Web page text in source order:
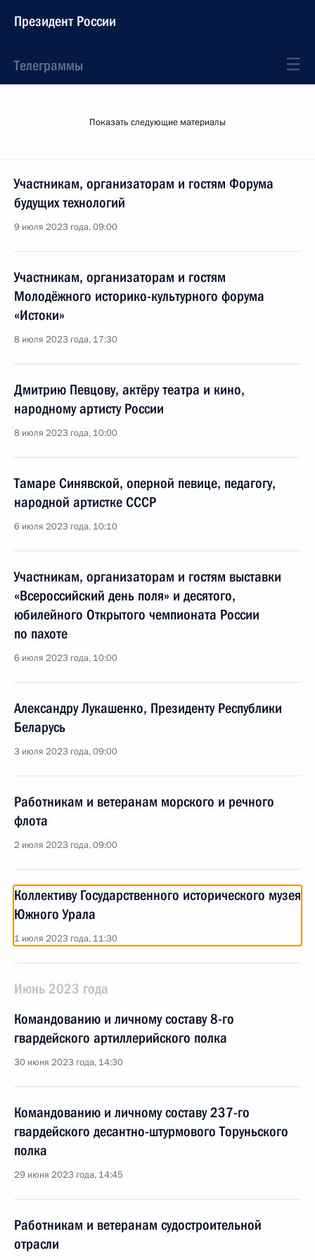
Президент России
Телеграммы
Показать следующие материалы
Участникам, организаторам и гостям Форума
будущих технологий
9 июля 2023 года, 09:00
Участникам, организаторам и гостям
Молодёжного историко-культурного форума
«Истоки»
8 июля 2023 года, 17:30
Дмитрию Певцову, актёру театра и кино,
народному артисту России
8 июля 2023 года, 10:00
Тамаре Синявской, оперной певице, педагогу,
народной артистке СССР
6 июля 2023 года, 10:10
Участникам, организаторам и гостям выставки
«Всероссийский день поля» и десятого,
юбилейного Открытого чемпионата России
по пахоте
6 июля 2023 года, 10:00
Александру Лукашенко, Президенту Республики
Беларусь
3 июля 2023 года, 09:00
Работникам и ветеранам морского и речного
флота
2 июля 2023 года, 09:00
Коллективу Государственного исторического музея
Южного Урала
1 июля 2023 года, 11:30
Июнь 2023 года
Командованию и личному составу 8-го
гвардейского артиллерийского полка
30 июня 2023 года, 14:30
Командованию и личному составу 237-го
гвардейского десантно-штурмового Торуньского
полка
29 июня 2023 года, 14:45
Работникам и ветеранам судостроительной
отрасли